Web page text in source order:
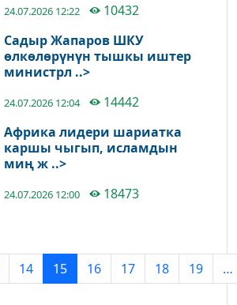
24.07.2026 12:22
10432
Садыр Жапаров ШКУ
өлкөлөрүнүн тышкы иштер
министрл ..>
24.07.2026 12:04
14442
Африка лидери шариатка
каршы чыгып, исламдын
миң ж ..>
24.07.2026 12:00 18473
14 15 16 17 18 19 …